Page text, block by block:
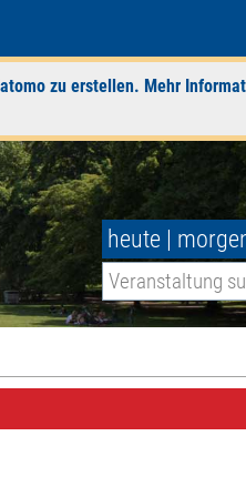
zu erstellen. Mehr
heute |